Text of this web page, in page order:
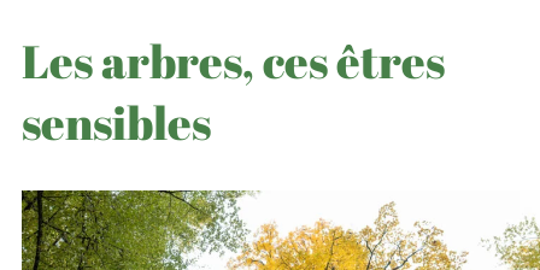
Les arbres, ces êtres
sensibles